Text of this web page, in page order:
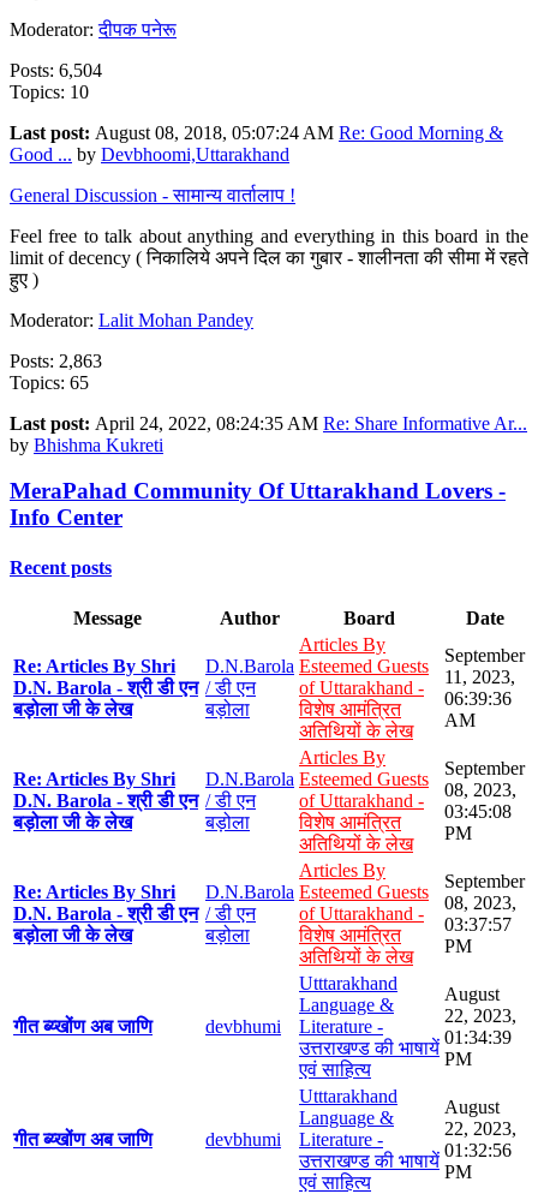
Moderator:दीपक पनेरू
Posts: 6,504
Topics: 10
Last post: August 08, 2018, 05:07:24 AM Re: Good Morning &
Good ... by Devbhoomi,Uttarakhand
General Discussion - सामान्य वार्तालाप !
Feel free to talk about anything and everything in this board in the
limit of decency ( निकालिये अपने दिल का गुबार - शालीनता की सीमा में रहते
हुए )
Moderator: Lalit Mohan Pandey
Posts: 2,863
Topics: 65
Last post: April 24, 2022, 08:24:35 AM Re: Share Informative Ar...
by Bhishma Kukreti
MeraPahad Community Of Uttarakhand Lovers -
Info Center
Recent posts
Message Author Board Date
Re: Articles By Shri
D.N. Barola - श्री डी एन
बड़ोला जी के लेख
D.N.Barola
/ डी एन
बड़ोला
Articles By
Esteemed Guests
of Uttarakhand -
विशेष आमंत्रित
अतिथियों के लेख
September
11, 2023,
06:39:36
AM
Re: Articles By Shri
D.N. Barola - श्री डी एन
बड़ोला जी के लेख
D.N.Barola
/ डी एन
बड़ोला
Articles By
Esteemed Guests
of Uttarakhand -
विशेष आमंत्रित
अतिथियों के लेख
September
08, 2023,
03:45:08
PM
Re: Articles By Shri
D.N. Barola - श्री डी एन
बड़ोला जी के लेख
D.N.Barola
/ डी एन
बड़ोला
Articles By
Esteemed Guests
of Uttarakhand -
विशेष आमंत्रित
अतिथियों के लेख
September
08, 2023,
03:37:57
PM
गीत ब्य्खोंण अब जाणि devbhumi
Utttarakhand
Language &
Literature -
उत्तराखण्ड की भाषायें
एवं साहित्य
August
22, 2023,
01:34:39
PM
गीत ब्य्खोंण अब जाणि devbhumi
Utttarakhand
Language &
Literature -
उत्तराखण्ड की भाषायें
एवं साहित्य
August
22, 2023,
01:32:56
PM